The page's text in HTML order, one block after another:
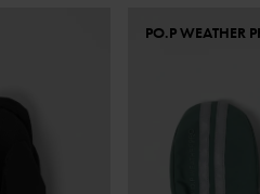
PO.P WEATHER